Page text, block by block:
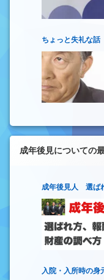
ちょっと失礼な話
成年後見についての
成年後見人 選ば
入院・入所時の身